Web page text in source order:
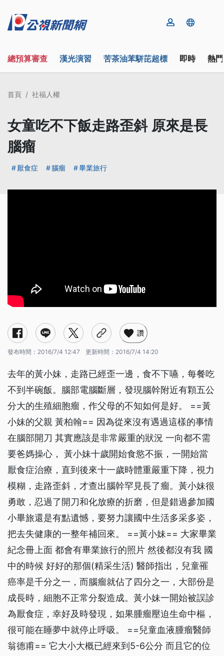
總預算審查 漢光演習 苦茶油苯駢芘超標 即時 熱
首頁 社福人權
女童吃不下飯走路歪斜 原來是長
腦瘤
厭食症 腦瘤 畢業旅行
讚
發布時間： 2016/7/4 12:47 更新時間： 2016/7/4 14:20
去年的黃小妹，走路已經歪一邊，食不下嚥，每餐吃
不到半碗飯。腦部電腦斷層，發現腦幹附近有顆五公
分大的生殖細胞瘤，作父母的不知如何是好。 ==黃
小妹的父親 黃柏翰== 因為從來沒有遇過這樣的事情
在腦部開刀 其實應該是非常嚴重的狀況 一向都不需
要爸媽操心， 黃小妹十歲開始食慾不振，一開始當
厭食症治療，直到後來十一歲時體重嚴重下降，視力
模糊，走路歪斜，才查出腦幹罕見長了瘤。黃小妹很
勇敢，忍過了開刀和化放療的折磨，但是錯過參加國
小畢旅還是有點遺憾，要努力讓國中生活多采多姿，
把去失健康的一整年補回來。 ==黃小妹== 大家畢業
紀念冊上面 都會有畢業旅行的照片 然後都沒有我 國
中的時候 好好的那個(精采生活) 醫師指出，兒童罹
癌率是千分之一，而腦瘤就佔了四分之一，大部份是
成長時，細胞不正常分裂造成。黃小妹一開始被誤診
為厭食症，幸好及時發現，如果腫瘤壓迫生命中樞，
很可能在睡夢中就停止呼吸。 ==兒童血液腫瘤醫師
翁德甫== 它大小大概已經來到5-6公分 而且它的位